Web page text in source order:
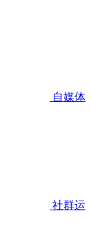
自媒体
社群运